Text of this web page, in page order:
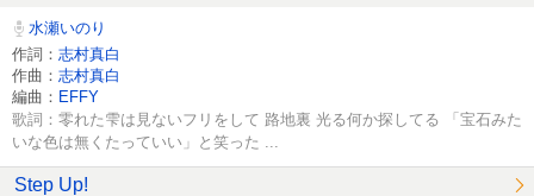
水瀬いのり
作詞： 志村真白
作曲： 志村真白
編曲： EFFY
歌詞：零れた雫は見ないフリをして 路地裏 光る何か探してる 「宝石みた
いな色は無くたっていい」と笑った ...
Step Up!